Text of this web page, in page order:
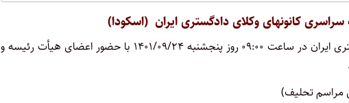
کانونهای وکلای دادگستری ایران (اسکودا)
نشست شورای اجرایی اتحادیه سراسری کانونهای وکلای دادگستری ایران در ساعت ۰۹:۰۰ روز پنجشنبه ۱۴۰۱/۰۹/۲۴ با حضور اعضای هیأت رئیسه و
مراسم تحلیف)